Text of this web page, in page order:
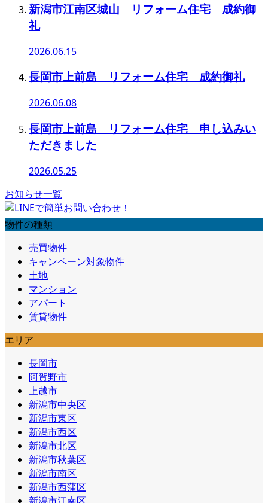
新潟市江南区城山 リフォーム住宅 成約御
礼
2026.06.15
長岡市上前島 リフォーム住宅 成約御礼
2026.06.08
長岡市上前島 リフォーム住宅 申し込みい
ただきました
2026.05.25
お知らせ一覧
物件の種類
売買物件
キャンペーン対象物件
土地
マンション
アパート
賃貸物件
エリア
長岡市
阿賀野市
上越市
新潟市中央区
新潟市東区
新潟市西区
新潟市北区
新潟市秋葉区
新潟市南区
新潟市西蒲区
新潟市江南区